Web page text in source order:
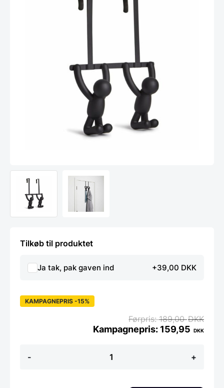
Tilkøb til produktet
Ja tak, pak gaven ind +39,00 DKK
-
Dørophæng
+
KAMPAGNEPRIS -15%
189,00DKK
159,95 DKK